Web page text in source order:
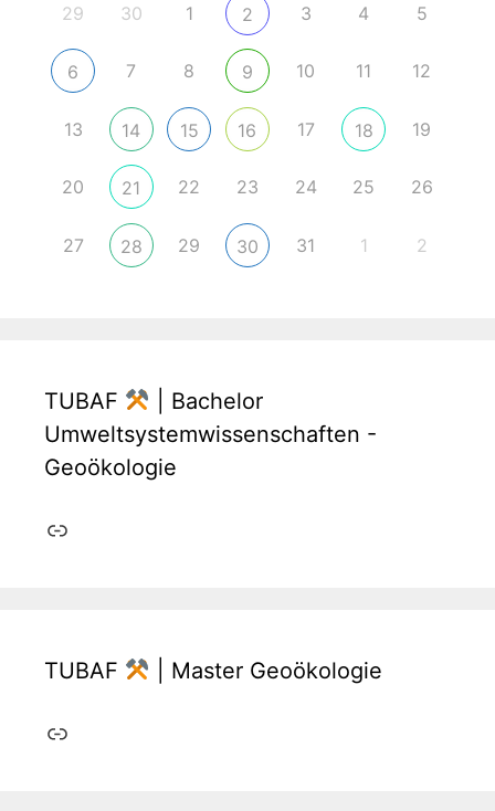
29 30 1 2 3 4 5
6 7 8 9 10 11 12
13 14 15 16 17 18 19
20 21 22 23 24 25 26
27 28 29 30 31 1 2
TUBAF
| Bachelor
Umweltsystemwissenschaften -
Geoökologie
Link
TUBAF | Master Geoökologie
Link